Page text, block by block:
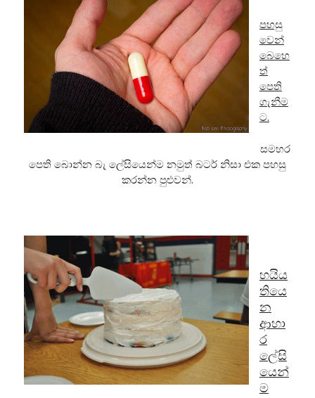
පහසු
වෙන්
බෙහෙ
ත්
පෙති
ගැනීම
ට.
සමහර
පෙති බොන්න බැ ලේසියෙන්ම නමුත් බටර් නිසා එක පහසු
කරන්න පුළුවන්.
හයිය
තියෙ
න
ආහා
ර
ලේසි
යෙන්
ම